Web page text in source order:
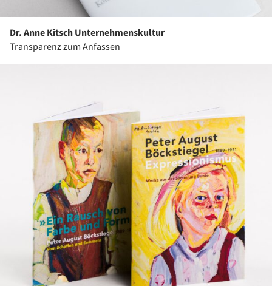
Dr. Anne Kitsch Unternehmenskultur
Transparenz zum Anfassen